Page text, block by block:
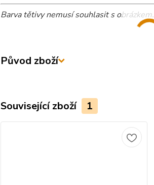
Barva tětivy nemusí souhlasit s obrázkem.
Původ zboží
Související zboží 1